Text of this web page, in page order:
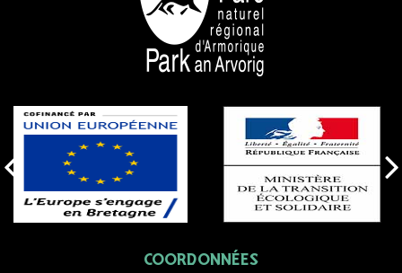
NOS PARTENAIRES
COORDONNÉES